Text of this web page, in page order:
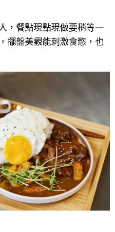
，餐點現點現做要稍等一
擺盤美觀能刺激食慾，也